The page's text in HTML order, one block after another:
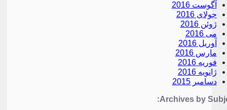
آگوست 2016
جولای 2016
ژوئن 2016
می 2016
آوریل 2016
مارس 2016
فوریه 2016
ژانویه 2016
دسامبر 2015
Archives by